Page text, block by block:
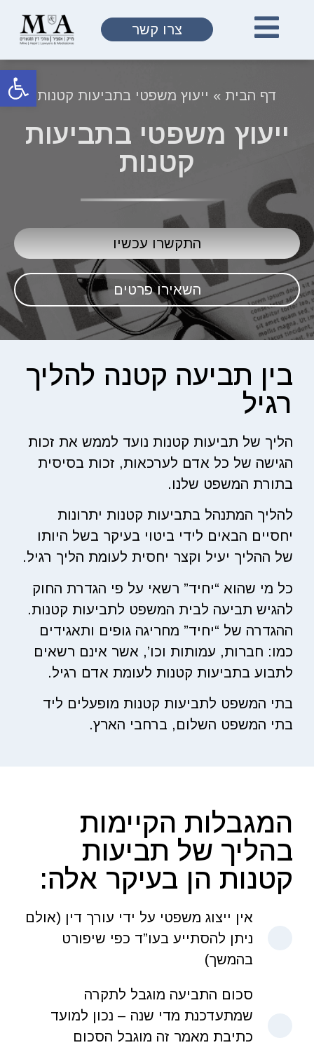
צרו קשר
דף הבית » ייעוץ משפטי בתביעות קטנות
ייעוץ משפטי בתביעות
קטנות
התקשרו עכשיו
השאירו פרטים
בין תביעה קטנה להליך
רגיל
הליך של תביעות קטנות נועד לממש את זכות
הגישה של כל אדם לערכאות, זכות בסיסית
בתורת המשפט שלנו.
להליך המתנהל בתביעות קטנות יתרונות
יחסיים הבאים לידי ביטוי בעיקר בשל היותו
של ההליך יעיל וקצר יחסית לעומת הליך רגיל.
כל מי שהוא “יחיד” רשאי על פי הגדרת החוק
להגיש תביעה לבית המשפט לתביעות קטנות.
ההגדרה של “יחיד” מחריגה גופים ותאגידים
כמו: חברות, עמותות וכו’, אשר אינם רשאים
לתבוע בתביעות קטנות לעומת אדם רגיל.
בתי המשפט לתביעות קטנות מופעלים ליד
בתי המשפט השלום, ברחבי הארץ.
המגבלות הקיימות
בהליך של תביעות
קטנות הן בעיקר אלה:
אין ייצוג משפטי על ידי עורך דין (אולם
ניתן להסתייע בעו”ד כפי שיפורט
בהמשך)
סכום התביעה מוגבל לתקרה
שמתעדכנת מדי שנה – נכון למועד
כתיבת מאמר זה מוגבל הסכום